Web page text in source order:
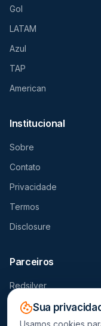
Gol
LATAM
Azul
TAP
American
Institucional
Sobre
Contato
Privacidade
Termos
Disclosure
Parceiros
Redsilver
Seguro Viagem
Sua
Usamos cookies